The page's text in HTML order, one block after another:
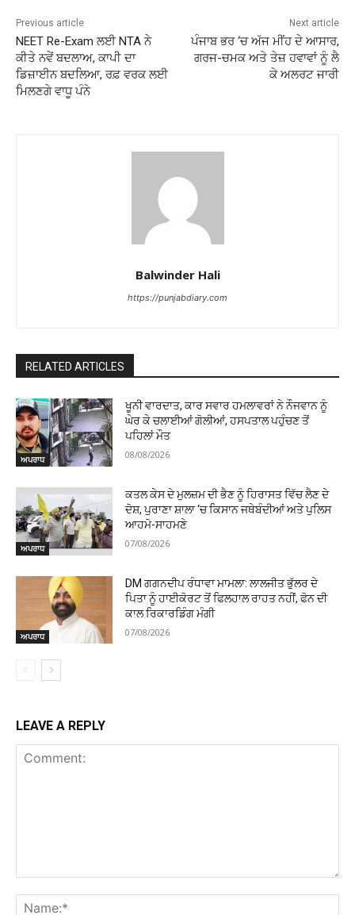
Previous article
NEET Re-Exam ਲਈ NTA ਨੇ
ਕੀਤੇ ਨਵੇਂ ਬਦਲਾਅ, ਕਾਪੀ ਦਾ
ਡਿਜ਼ਾਈਨ ਬਦਲਿਆ, ਰਫ਼ ਵਰਕ ਲਈ
ਮਿਲਣਗੇ ਵਾਧੂ ਪੰਨੇ
Next article
ਪੰਜਾਬ ਭਰ ‘ਚ ਅੱਜ ਮੀਂਹ ਦੇ ਆਸਾਰ,
ਗਰਜ-ਚਮਕ ਅਤੇ ਤੇਜ਼ ਹਵਾਵਾਂ ਨੂੰ ਲੈ
ਕੇ ਅਲਰਟ ਜਾਰੀ
Balwinder Hali
https://punjabdiary.com
RELATED ARTICLES
ਅਪਰਾਧ
ਖੂਨੀ ਵਾਰਦਾਤ, ਕਾਰ ਸਵਾਰ ਹਮਲਾਵਰਾਂ ਨੇ ਨੌਜਵਾਨ ਨੂੰ
ਘੇਰ ਕੇ ਚਲਾਈਆਂ ਗੋਲੀਆਂ, ਹਸਪਤਾਲ ਪਹੁੰਚਣ ਤੋਂ
ਪਹਿਲਾਂ ਮੌਤ
08/08/2026
ਅਪਰਾਧ
ਕਤਲ ਕੇਸ ਦੇ ਮੁਲਜ਼ਮ ਦੀ ਭੈਣ ਨੂੰ ਹਿਰਾਸਤ ਵਿੱਚ ਲੈਣ ਦੇ
ਦੋਸ਼, ਪੁਰਾਣਾ ਸ਼ਾਲਾ ‘ਚ ਕਿਸਾਨ ਜਥੇਬੰਦੀਆਂ ਅਤੇ ਪੁਲਿਸ
ਆਹਮੋ-ਸਾਹਮਣੇ
07/08/2026
ਅਪਰਾਧ
DM ਗਗਨਦੀਪ ਰੰਧਾਵਾ ਮਾਮਲਾ: ਲਾਲਜੀਤ ਭੁੱਲਰ ਦੇ
ਪਿਤਾ ਨੂੰ ਹਾਈਕੋਰਟ ਤੋਂ ਫਿਲਹਾਲ ਰਾਹਤ ਨਹੀਂ, ਫੋਨ ਦੀ
ਕਾਲ ਰਿਕਾਰਡਿੰਗ ਮੰਗੀ
07/08/2026
LEAVE A REPLY